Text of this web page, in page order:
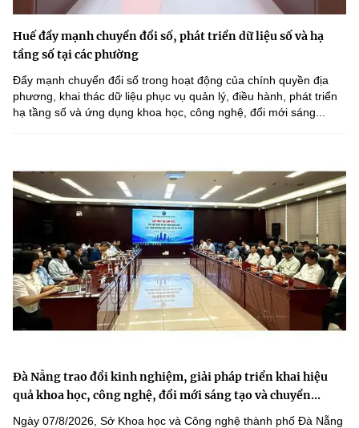
Huế đẩy mạnh chuyển đổi số, phát triển dữ liệu số và hạ
tầng số tại các phường
Đẩy mạnh chuyển đổi số trong hoạt động của chính quyền địa
phương, khai thác dữ liệu phục vụ quản lý, điều hành, phát triển
hạ tầng số và ứng dụng khoa học, công nghệ, đổi mới sáng...
Đà Nẵng trao đổi kinh nghiệm, giải pháp triển khai hiệu
quả khoa học, công nghệ, đổi mới sáng tạo và chuyển...
Ngày 07/8/2026, Sở Khoa học và Công nghệ thành phố Đà Nẵng